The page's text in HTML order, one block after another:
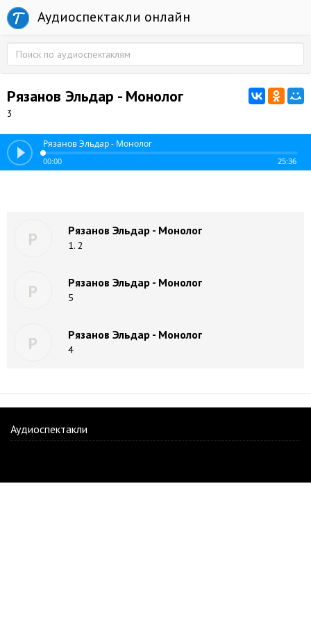
Аудиоспектакли онлайн
Рязанов Эльдар - Монолог
3
Рязанов Эльдар - Монолог
00:00 25:36
Р Рязанов Эльдар - Монолог
1. 2
Р Рязанов Эльдар - Монолог
5
Р Рязанов Эльдар - Монолог
4
Аудиоспектакли